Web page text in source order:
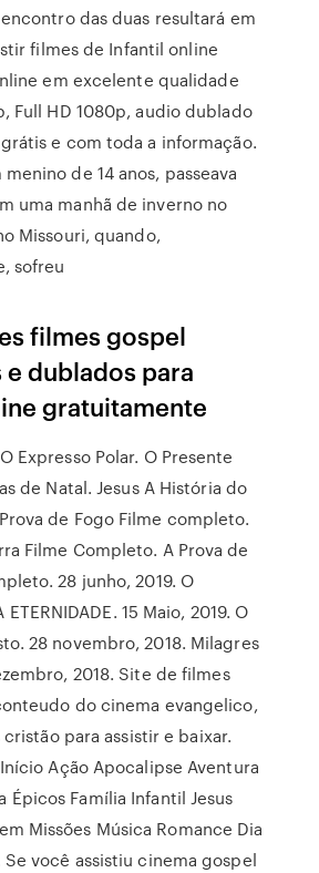
encontro das duas resultará em
filmes de Infantil online
em excelente qualidade
Full HD 1080p, audio dublado
e com toda a informação.
de 14 anos, passeava
uma manhã de inverno no
Missouri, quando,
sofreu
filmes gospel
dublados para
gratuitamente
Expresso Polar. O Presente
de Natal. Jesus A História do
de Fogo Filme completo.
Filme Completo. A Prova de
28 junho, 2019. O
ETERNIDADE. 15 Maio, 2019. O
28 novembro, 2018. Milagres
2018. Site de filmes
do cinema evangelico,
para assistir e baixar.
Ação Apocalipse Aventura
Épicos Família Infantil Jesus
Missões Música Romance Dia
você assistiu cinema gospel